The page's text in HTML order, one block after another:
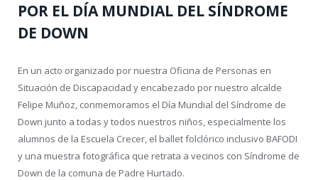
POR EL DÍA MUNDIAL DEL SÍNDROME
DE DOWN
En un acto organizado por nuestra Oficina de Personas en
Situación de Discapacidad y encabezado por nuestro alcalde
Felipe Muñoz, conmemoramos el Día Mundial del Síndrome de
Down junto a todas y todos nuestros niños, especialmente los
alumnos de la Escuela Crecer, el ballet folclórico inclusivo BAFODI
y una muestra fotográfica que retrata a vecinos con Síndrome de
Down de la comuna de Padre Hurtado.